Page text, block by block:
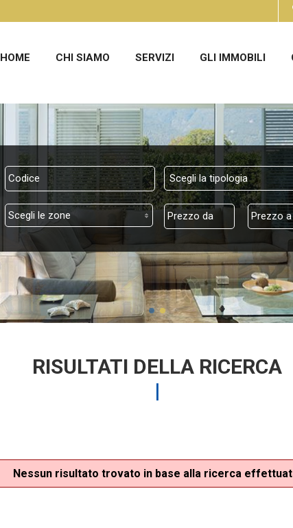
HOME CHI SIAMO SERVIZI GLI IMMOBILI
Scegli la tipologia
Scegli le zone
RISULTATI DELLA RICERCA
Nessun risultato trovato in base alla ricerca